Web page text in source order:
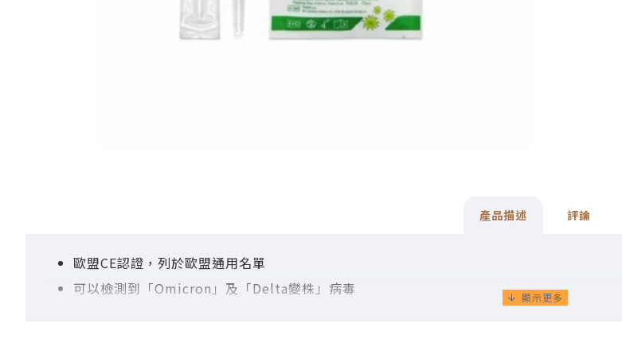
產品描述 評論
歐盟CE認證，列於歐盟通用名單
可以檢測到「Omicron」及「Delta變株」病毒